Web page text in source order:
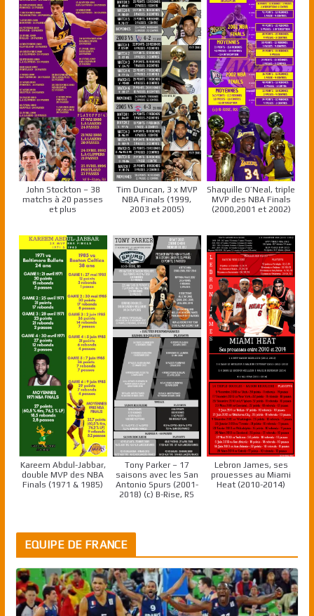
John Stockton – 38
matchs à 20 passes
et plus
Tim Duncan, 3 x MVP
NBA Finals (1999,
2003 et 2005)
Shaquille O’Neal, triple
MVP des NBA Finals
(2000,2001 et 2002)
Kareem Abdul-Jabbar,
double MVP des NBA
Finals (1971 & 1985)
Tony Parker – 17
saisons avec les San
Antonio Spurs (2001-
2018) (c) B-Rise, RS
Lebron James, ses
prouesses au Miami
Heat (2010-2014)
EQUIPE DE FRANCE